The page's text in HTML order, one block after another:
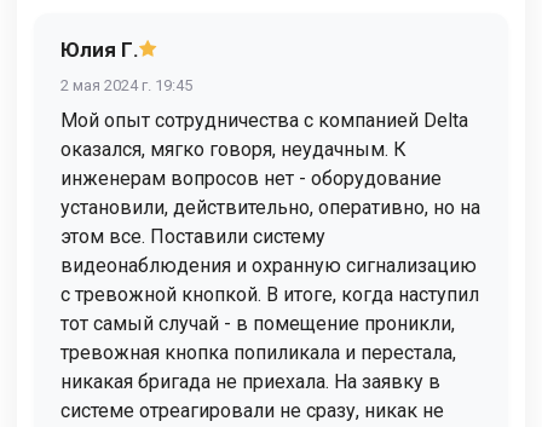
Юлия Г.
2 мая 2024 г. 19:45
Мой опыт сотрудничества с компанией Delta
оказался, мягко говоря, неудачным. К
инженерам вопросов нет - оборудование
установили, действительно, оперативно, но на
этом все. Поставили систему
видеонаблюдения и охранную сигнализацию
с тревожной кнопкой. В итоге, когда наступил
тот самый случай - в помещение проникли,
тревожная кнопка попиликала и перестала,
никакая бригада не приехала. На заявку в
системе отреагировали не сразу, никак не